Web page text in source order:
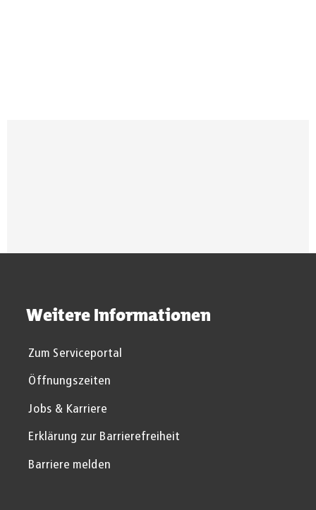
Weitere Informationen
Zum Serviceportal
Öffnungszeiten
Jobs & Karriere
Erklärung zur Barrierefreiheit
Barriere melden